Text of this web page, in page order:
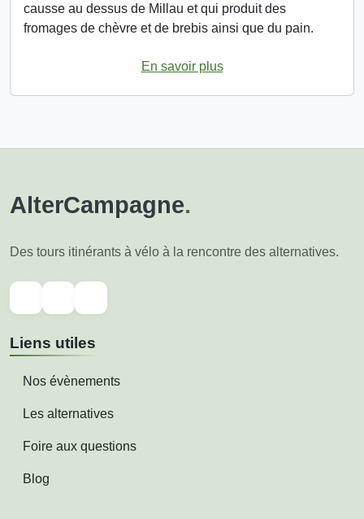
causse au dessus de Millau et qui produit des
fromages de chèvre et de brebis ainsi que du pain.
En savoir plus
AlterCampagne.
Des tours itinérants à vélo à la rencontre des alternatives.
Liens utiles
Nos évènements
Les alternatives
Foire aux questions
Blog